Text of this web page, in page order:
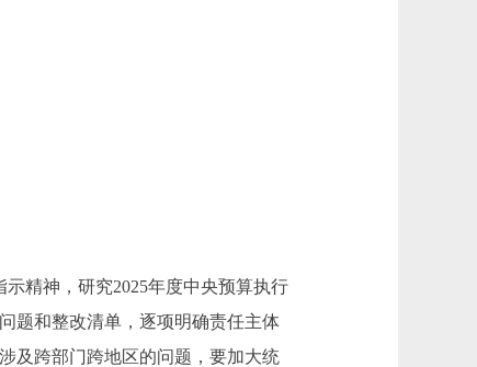
精神，研究2025年度中央预算执行
题和整改清单，逐项明确责任主体
及跨部门跨地区的问题，要加大统